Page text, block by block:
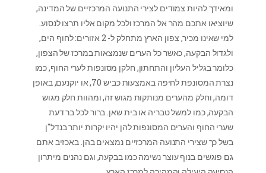
ומאידך להיות צמודים לצירי התנועה המרכזיים של המדינה,
שיוציאו אתכם מהר אל המרכז ולכל מקום אליו תרצו לנסוע.
למי שאינו מכיר, צפון הארץ מתחלק ל- 2 אזורים: לחוף הים,
ולגדול הבקעה, כאשר כל הערים שנמצאות במרכז של הצפון,
כלומר בגליל העליון והתחתון, חלקן מסונפות לערי החוף, כמו
נצרת המסונפת לחיפה באמצעות כביש 70, או יוקנעם, באופן
דומה, וחלק מהערים מנותקות מגוש זה, ומהוות חלק מגוש
הבקעה, כמו למשל טבריה או בית שאן. ברור לכל בר דעת
שערי החוף והערים המסונפות להן יהיו יקרות יותר בנדל"ן
בשל כך שצירי התנועה המרכזיים נמצאים בהן. באכזיב אתם
גם פוגשים בנוף עוצר נשימה כמו בבקעה, וגם נהנים מיתרון